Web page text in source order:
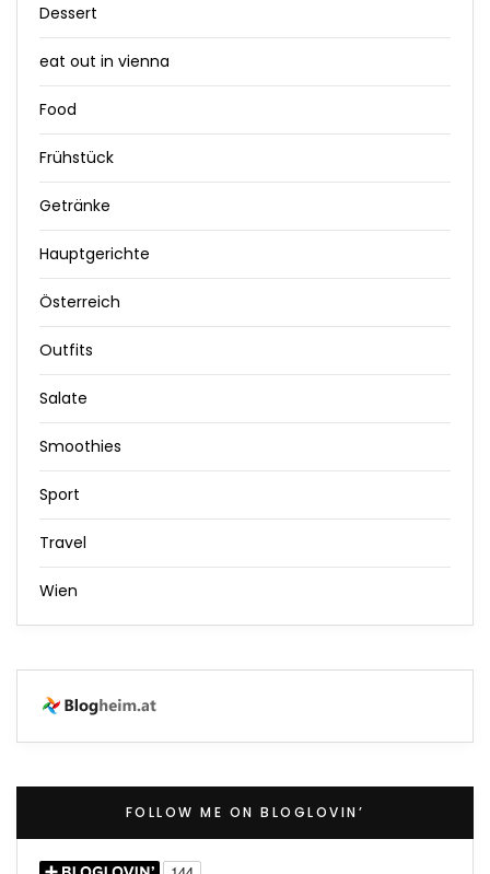
Dessert
eat out in vienna
Food
Frühstück
Getränke
Hauptgerichte
Österreich
Outfits
Salate
Smoothies
Sport
Travel
Wien
FOLLOW ME ON BLOGLOVIN’